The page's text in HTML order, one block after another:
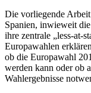
Die vorliegende
Spanien, inwieweit
ihre zentrale „less-at-
Europawahlen
ob die Europawahl
werden kann oder ob
Wahlergebnisse